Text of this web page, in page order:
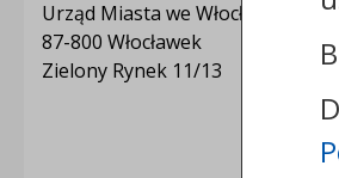
Urząd Miasta we Włocławku
87-800 Włocławek
Zielony Rynek 11/13